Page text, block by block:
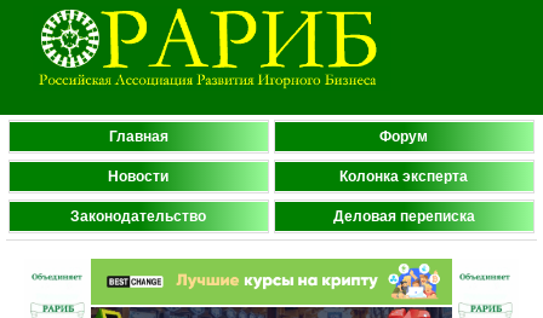
Главная Форум
Новости Колонка эксперта
Законодательство Деловая переписка